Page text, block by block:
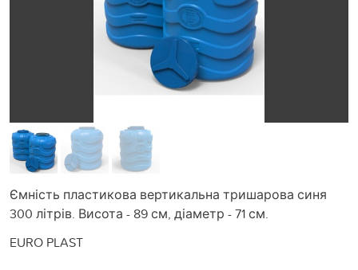
Ємність пластикова вертикальна тришарова синя
300 літрів. Висота - 89 см, діаметр - 71 см.
EURO PLAST